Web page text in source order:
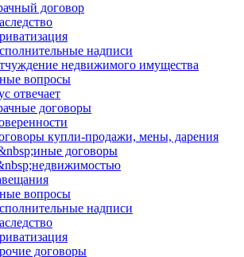
договор
надписи
недвижимого имущества
вопросы
отвечает
договоры
купли-продажи, мены, дарения
договоры
вопросы
надписи
договоры